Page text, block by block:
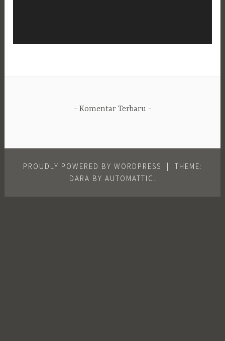
Komentar Terbaru
PROUDLY POWERED BY WORDPRESS |
THEME:
DARA BY AUTOMATTIC .